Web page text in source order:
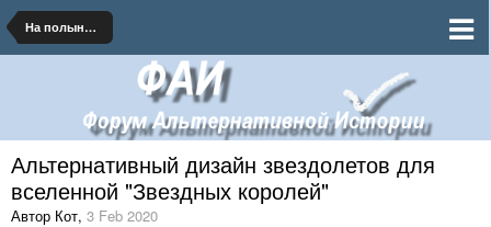
На полынных тропинках далеких планет
Альтернативный дизайн звездолетов для
вселенной "Звездных королей"
Автор Кот, 3 Feb 2020